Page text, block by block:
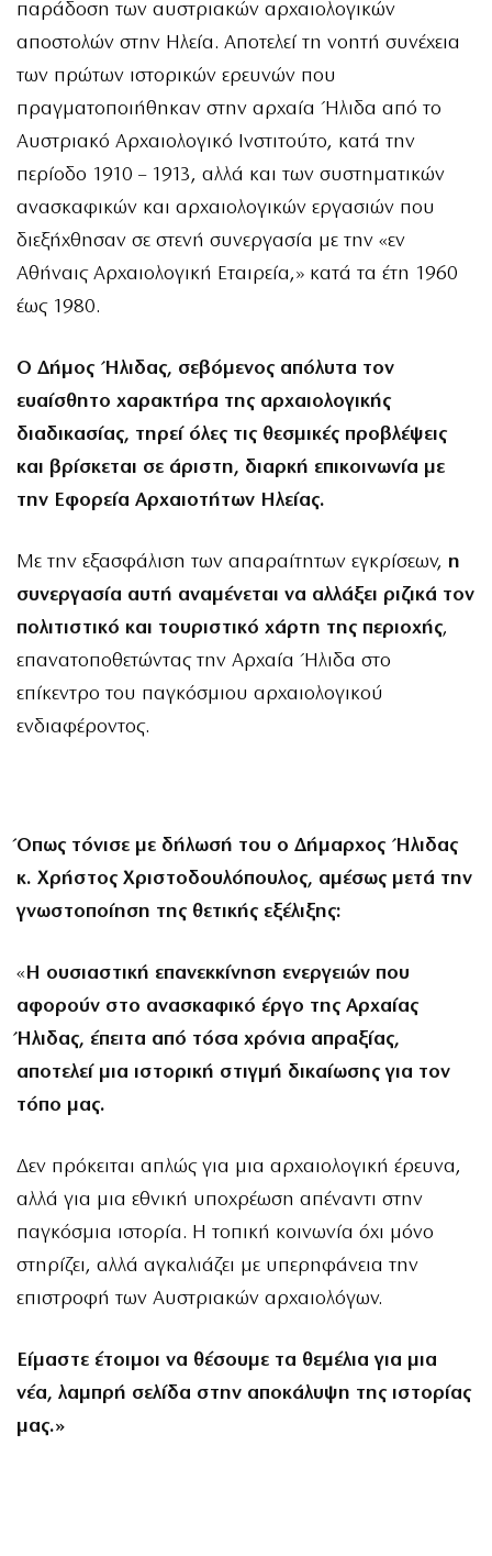
παράδοση των αυστριακών αρχαιολογικών
αποστολών στην Ηλεία. Αποτελεί τη νοητή συνέχεια
των πρώτων ιστορικών ερευνών που
πραγματοποιήθηκαν στην αρχαία Ήλιδα από το
Αυστριακό Αρχαιολογικό Ινστιτούτο, κατά την
περίοδο 1910 – 1913, αλλά και των συστηματικών
ανασκαφικών και αρχαιολογικών εργασιών που
διεξήχθησαν σε στενή συνεργασία με την «εν
Αθήναις Αρχαιολογική Εταιρεία,» κατά τα έτη 1960
έως 1980.
Ο Δήμος Ήλιδας, σεβόμενος απόλυτα τον
ευαίσθητο χαρακτήρα της αρχαιολογικής
διαδικασίας, τηρεί όλες τις θεσμικές προβλέψεις
και βρίσκεται σε άριστη, διαρκή επικοινωνία με
την Εφορεία Αρχαιοτήτων Ηλείας.
Με την εξασφάλιση των απαραίτητων εγκρίσεων, η
συνεργασία αυτή αναμένεται να αλλάξει ριζικά τον
πολιτιστικό και τουριστικό χάρτη της περιοχής,
επανατοποθετώντας την Αρχαία Ήλιδα στο
επίκεντρο του παγκόσμιου αρχαιολογικού
ενδιαφέροντος.
Όπως τόνισε με δήλωσή του ο Δήμαρχος Ήλιδας
κ. Χρήστος Χριστοδουλόπουλος, αμέσως μετά την
γνωστοποίηση της θετικής εξέλιξης:
«Η ουσιαστική επανεκκίνηση ενεργειών που
αφορούν στο ανασκαφικό έργο της Αρχαίας
Ήλιδας, έπειτα από τόσα χρόνια απραξίας,
αποτελεί μια ιστορική στιγμή δικαίωσης για τον
τόπο μας.
Δεν πρόκειται απλώς για μια αρχαιολογική έρευνα,
αλλά για μια εθνική υποχρέωση απέναντι στην
παγκόσμια ιστορία. Η τοπική κοινωνία όχι μόνο
στηρίζει, αλλά αγκαλιάζει με υπερηφάνεια την
επιστροφή των Αυστριακών αρχαιολόγων.
Είμαστε έτοιμοι να θέσουμε τα θεμέλια για μια
νέα, λαμπρή σελίδα στην αποκάλυψη της ιστορίας
μας.»